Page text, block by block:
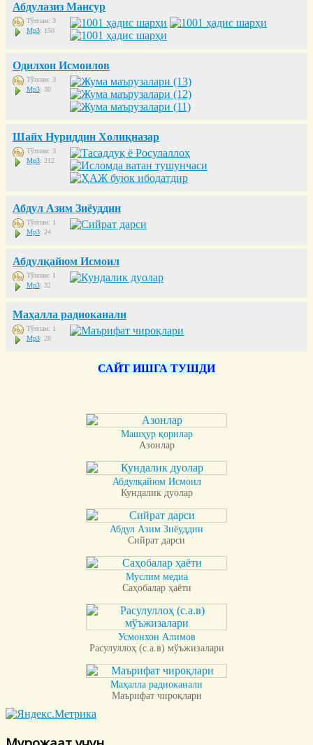
Абдулазиз Мансур
Тўплам: 3
Mp3: 150
Одилхон Исмоилов
Тўплам: 3
Mp3: 30
Шайх Нуриддин Холиқназар
Тўплам: 3
Mp3: 212
Абдул Азим Зиёуддин
Тўплам: 1
Mp3: 24
Абдулқайюм Исмоил
Тўплам: 1
Mp3: 32
Маҳалла радиоканали
Тўплам: 1
Mp3: 28
САЙТ ИШГА ТУШДИ
Машҳур қорилар
Азонлар
Абдулқайюм Исмоил
Кундалик дуолар
Абдул Азим Зиёуддин
Сийрат дарси
Муслим медиа
Саҳобалар ҳаёти
Усмонхон Алимов
Расулуллоҳ (с.а.в) мўъжизалари
Маҳалла радиоканали
Маърифат чироқлари